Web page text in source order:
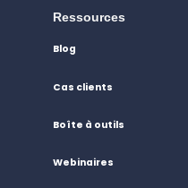
Ressources
Blog
Cas clients
Boîte à outils
Webinaires